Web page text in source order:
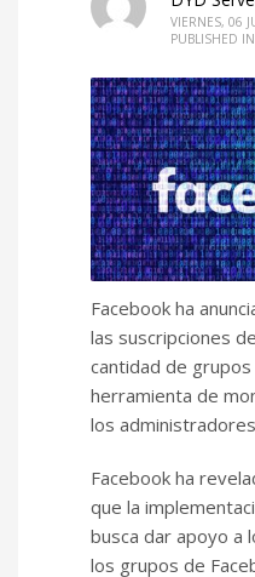
VIERNES, 06
PUBLISHED IN
Facebook ha
las suscripciones
cantidad de
herramienta de
los
Facebook ha
que la
busca dar apoyo a
los grupos de